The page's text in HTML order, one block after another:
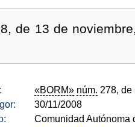
de 13 de
«BORM» núm. 278, de
30/11/2008
Comunidad Autónoma